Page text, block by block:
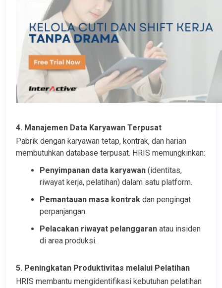
4. Manajemen Data Karyawan Terpusat
Pabrik dengan karyawan tetap, kontrak, dan harian
membutuhkan database terpusat. HRIS memungkinkan:
Penyimpanan data karyawan (identitas,
riwayat kerja, pelatihan) dalam satu platform.
Pemantauan masa kontrak dan pengingat
perpanjangan.
Pelacakan riwayat pelanggaran atau insiden
di area produksi.
5. Peningkatan Produktivitas melalui Pelatihan
HRIS membantu mengidentifikasi kebutuhan pelatihan